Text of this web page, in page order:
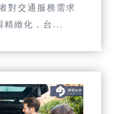
對交通服務需求
精緻化，台...